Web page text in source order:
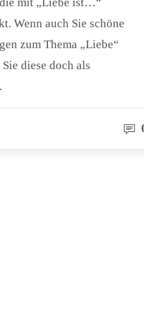
die mit „Liebe ist…“
Wenn auch Sie schöne
zum Thema „Liebe“
diese doch als